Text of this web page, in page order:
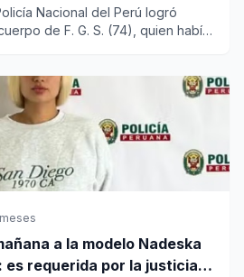
Nacional del Perú logró
de F. G. S. (74), quien había
a la modelo Nadeska
es requerida por la justicia